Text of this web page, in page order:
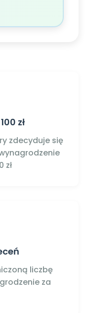
zł
zdecyduje się
zł
liczbę
za